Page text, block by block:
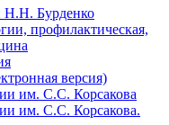
Н.Н. Бурденко
профилактическая,
версия)
им. С.С. Корсакова
им. С.С. Корсакова.